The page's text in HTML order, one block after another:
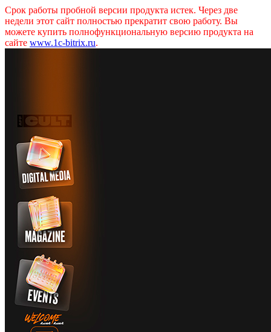
Срок работы пробной версии продукта истек. Через две
недели этот сайт полностью прекратит свою работу. Вы
можете купить полнофункциональную версию продукта на
сайте www.1c-bitrix.ru.